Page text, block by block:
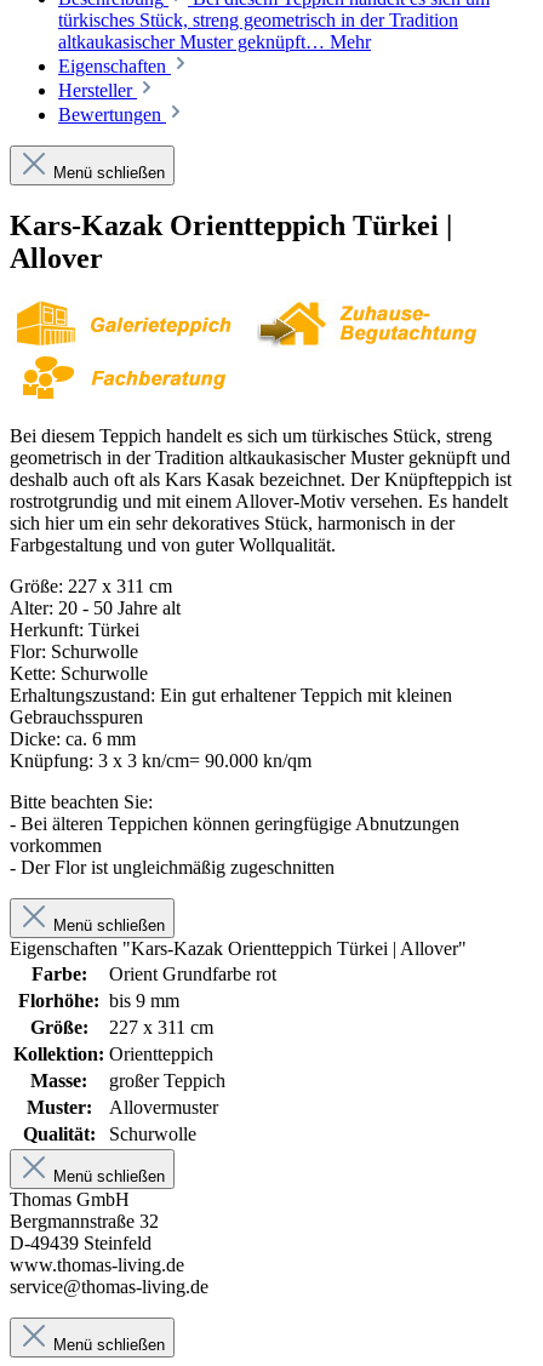
türkisches Stück, streng geometrisch in der Tradition
altkaukasischer Muster geknüpft… Mehr
Eigenschaften
Hersteller
Bewertungen
Menü schließen
Kars-Kazak Orientteppich Türkei |
Allover
Bei diesem Teppich handelt es sich um türkisches Stück, streng
geometrisch in der Tradition altkaukasischer Muster geknüpft und
deshalb auch oft als Kars Kasak bezeichnet. Der Knüpfteppich ist
rostrotgrundig und mit einem Allover-Motiv versehen. Es handelt
sich hier um ein sehr dekoratives Stück, harmonisch in der
Farbgestaltung und von guter Wollqualität.
Größe: 227 x 311 cm
Alter: 20 - 50 Jahre alt
Herkunft: Türkei
Flor: Schurwolle
Kette: Schurwolle
Erhaltungszustand: Ein gut erhaltener Teppich mit kleinen
Gebrauchsspuren
Dicke: ca. 6 mm
Knüpfung: 3 x 3 kn/cm= 90.000 kn/qm
Bitte beachten Sie:
- Bei älteren Teppichen können geringfügige Abnutzungen
vorkommen
- Der Flor ist ungleichmäßig zugeschnitten
Menü schließen
Eigenschaften "Kars-Kazak Orientteppich Türkei | Allover"
Farbe:
Orient Grundfarbe rot
Florhöhe: bis 9 mm
Größe:
227 x 311 cm
Kollektion: Orientteppich
Masse:
großer Teppich
Muster:
Allovermuster
Qualität:
Schurwolle
Menü schließen
Thomas GmbH
Bergmannstraße 32
D-49439 Steinfeld
www.thomas-living.de
service@thomas-living.de
Menü schließen